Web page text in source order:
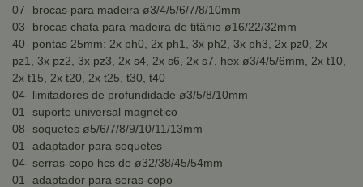
07- brocas para madeira ø3/4/5/6/7/8/10mm
03- brocas chata para madeira de titânio ø16/22/32mm
40- pontas 25mm: 2x ph0, 2x ph1, 3x ph2, 3x ph3, 2x pz0, 2x
pz1, 3x pz2, 3x pz3, 2x s4, 2x s6, 2x s7, hex ø3/4/5/6mm, 2x t10,
2x t15, 2x t20, 2x t25, t30, t40
04- limitadores de profundidade ø3/5/8/10mm
01- suporte universal magnético
08- soquetes ø5/6/7/8/9/10/11/13mm
01- adaptador para soquetes
04- serras-copo hcs de ø32/38/45/54mm
01- adaptador para seras-copo